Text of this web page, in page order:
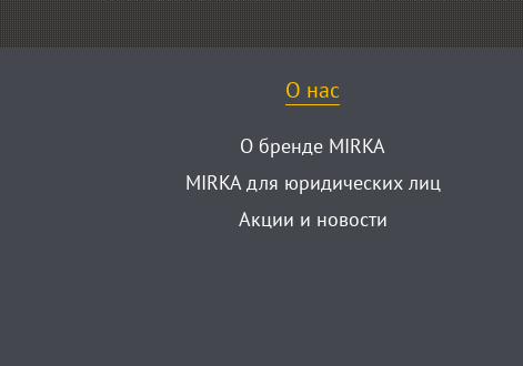
О нас
О бренде MIRKA
MIRKA для юридических лиц
Акции и новости